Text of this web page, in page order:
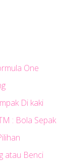
One
Di kaki
: Bola Sepak
atau Benci